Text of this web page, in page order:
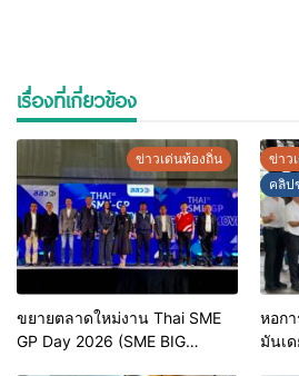
เรื่องที่เกี่ยวข้อง
ข่าวเด่นท้องถิ่น
ขยายตลาดใหม่งาน Thai SME
GP Day 2026 (SME BIG
ข่าว
คลิป
หอก
มันเ